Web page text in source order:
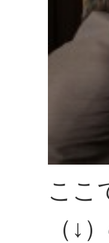
ここ
（↓